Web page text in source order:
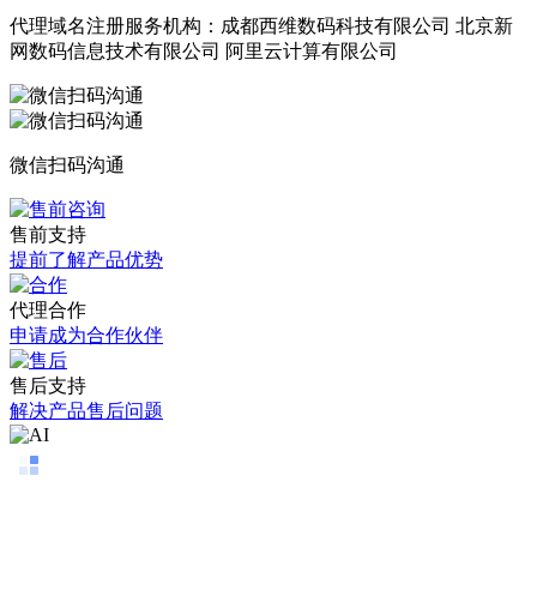
代理域名注册服务机构：成都西维数码科技有限公司 北京新
网数码信息技术有限公司 阿里云计算有限公司
微信扫码沟通
售前支持
提前了解产品优势
代理合作
申请成为合作伙伴
售后支持
解决产品售后问题